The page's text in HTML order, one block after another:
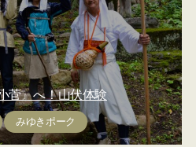
菅』へ！山伏体験
みゆきポーク